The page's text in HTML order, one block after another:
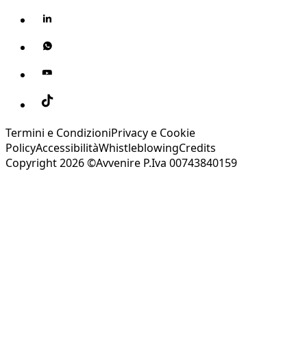
Termini e CondizioniPrivacy e Cookie
PolicyAccessibilitàWhistleblowingCredits
Copyright 2026 ©Avvenire P.Iva 00743840159